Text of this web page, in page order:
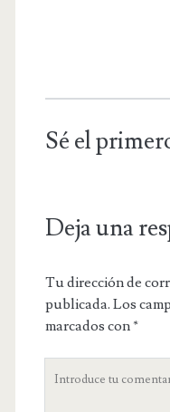
Sé el
Deja una
Tu dirección de
publicada. Los
marcados con*